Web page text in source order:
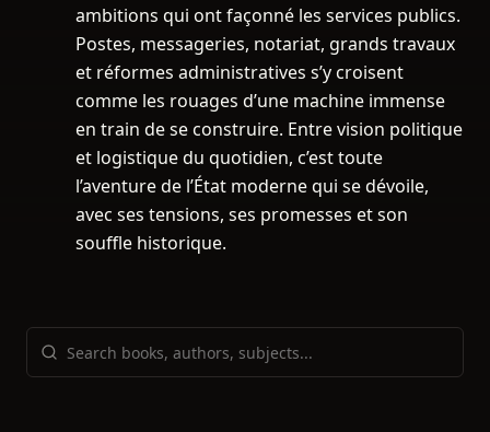
ambitions qui ont façonné les services publics.
Postes, messageries, notariat, grands travaux
et réformes administratives s’y croisent
comme les rouages d’une machine immense
en train de se construire. Entre vision politique
et logistique du quotidien, c’est toute
l’aventure de l’État moderne qui se dévoile,
avec ses tensions, ses promesses et son
souffle historique.